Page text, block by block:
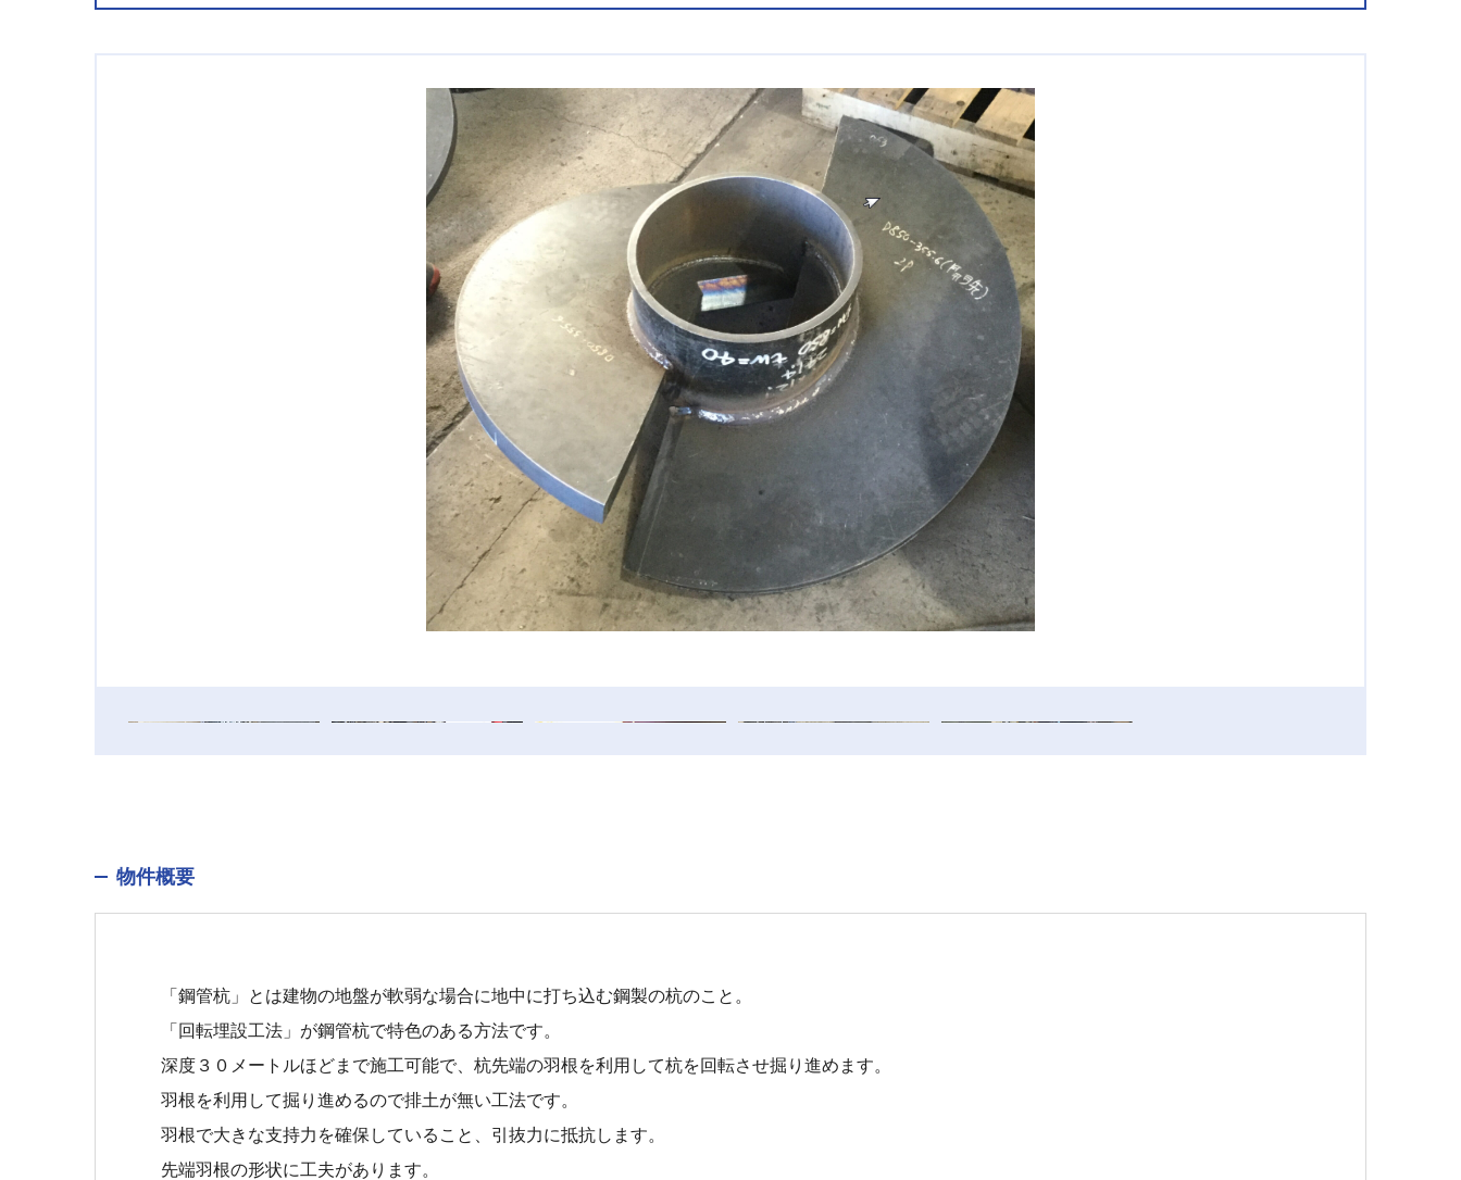
物件概要
「鋼管杭」とは建物の地盤が軟弱な場合に地中に打ち込む鋼製の杭のこと。
「回転埋設工法」が鋼管杭で特色のある方法です。
深度３０メートルほどまで施工可能で、杭先端の羽根を利用して杭を回転させ掘り進めます。
羽根を利用して掘り進めるので排土が無い工法です。
羽根で大きな支持力を確保していること、引抜力に抵抗します。
先端羽根の形状に工夫があります。